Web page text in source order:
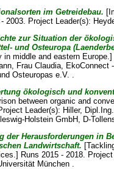
im Getreidebau.
2003. Project Leader(s):
zur Situation der
und Osteuropa
in middle and eastern
Frau Claudia, EkoConnect
Osteuropas e.V. .
ökologisch und
between organic and
Leader(s): Hiller,
Holstein GmbH, D-
der Herausforderungen in
Landwirtschaft.
Runs 2015 - 2018.
München .